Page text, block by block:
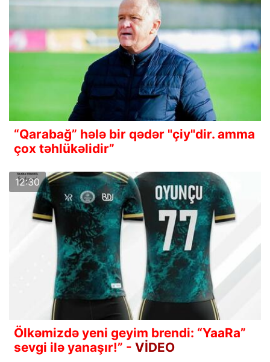
“Qarabağ” hələ bir qədər "çiy"dir. amma
çox təhlükəlidir”
12:30
Ölkəmizdə yeni geyim brendi: “YaaRa”
sevgi ilə yanaşır!” - VİDEO